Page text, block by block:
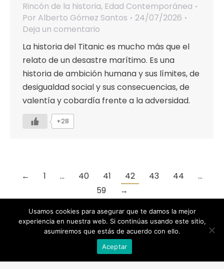
Rincón de la historia, Edad Contemporánea
Por Alberto Gómez Santos
24/07/2026
Deja un comentario
La historia del Titanic es mucho más que el
relato de un desastre marítimo. Es una
historia de ambición humana y sus límites, de
desigualdad social y sus consecuencias, de
valentía y cobardía frente a la adversidad.
+28
← 1 … 40 41 42 43 44
…
59
→
Designed by Animation Graphics
POLÍTICA DE PRIVACIDAD |COOKIES |
Usamos cookies para asegurar que te damos la mejor
experiencia en nuestra web. Si continúas usando este sitio,
asumiremos que estás de acuerdo con ello.
Aceptar